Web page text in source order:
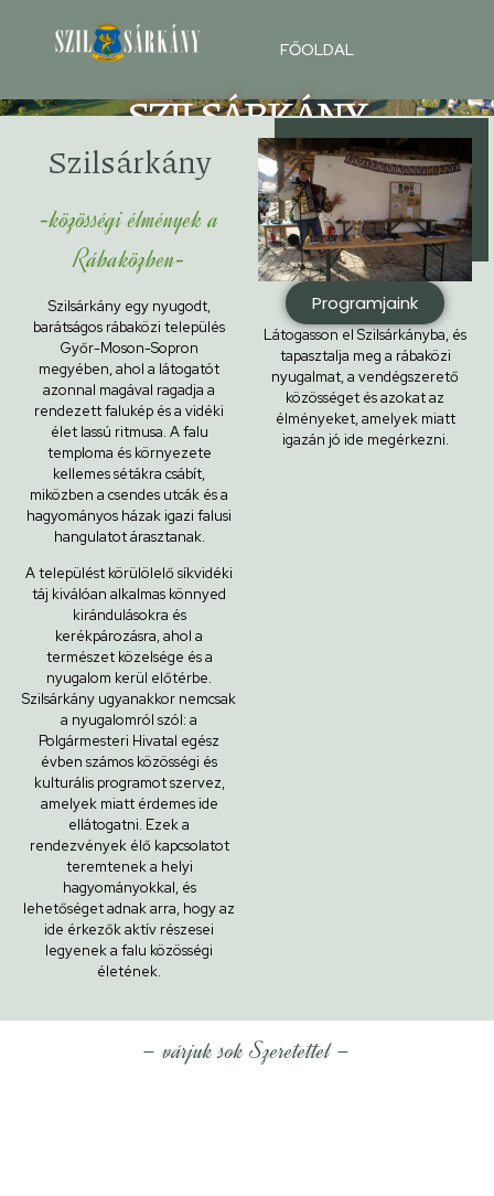
FŐOLDAL
SZILSÁRKÁNY
HÍREK TÖRTÉNELMÜNKKÖSZÖNTŐ
Szilsárkány
-közösségi élmények a
Rábaközben-
Szilsárkány egy nyugodt,
barátságos rábaközi település
Győr-Moson-Sopron
megyében, ahol a látogatót
azonnal magával ragadja a
rendezett falukép és a vidéki
élet lassú ritmusa. A falu
temploma és környezete
kellemes sétákra csábít,
miközben a csendes utcák és a
hagyományos házak igazi falusi
hangulatot árasztanak.
A települést körülölelő síkvidéki
táj kiválóan alkalmas könnyed
kirándulásokra és
kerékpározásra, ahol a
természet közelsége és a
nyugalom kerül előtérbe.
Szilsárkány ugyanakkor nemcsak
a nyugalomról szól: a
Polgármesteri Hivatal egész
évben számos közösségi és
kulturális programot szervez,
amelyek miatt érdemes ide
ellátogatni. Ezek a
rendezvények élő kapcsolatot
teremtenek a helyi
hagyományokkal, és
lehetőséget adnak arra, hogy az
ide érkezők aktív részesei
legyenek a falu közösségi
életének.
Programjaink
Látogasson el Szilsárkányba, és
tapasztalja meg a rábaközi
nyugalmat, a vendégszerető
közösséget és azokat az
élményeket, amelyek miatt
igazán jó ide megérkezni.
– várjuk sok Szeretettel –